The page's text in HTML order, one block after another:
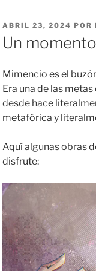
PUBLICADO
EL
ABRIL 23, 2024 POR
Un
Mimencio es el
Era una de las
desde hace
metafórica y
Aquí algunas obras
disfrute: